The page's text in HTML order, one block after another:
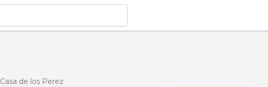
Casa de los Perez